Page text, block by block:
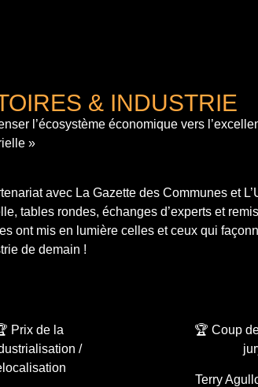
& INDUSTRIE
l’écosystème économique vers
»
avec La Gazette des Communes et
tables rondes, échanges d’experts et
ont mis en lumière celles et ceux qui
de demain !
Prix de la
/
🏆 Coup
Terry